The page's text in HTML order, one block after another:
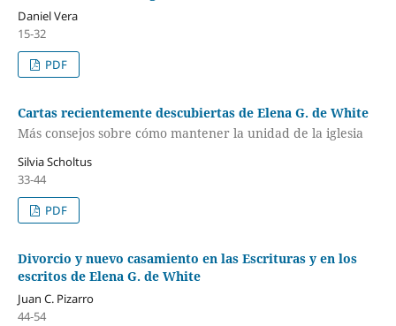
Daniel Vera
15-32
PDF
Cartas recientemente descubiertas de Elena G. de White
Más consejos sobre cómo mantener la unidad de la iglesia
Silvia Scholtus
33-44
PDF
Divorcio y nuevo casamiento en las Escrituras y en los
escritos de Elena G. de White
Juan C. Pizarro
44-54